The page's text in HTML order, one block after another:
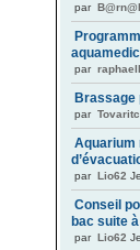
par
aquamedic
par raphaell
Brassage
par
Aquarium
par Lio62
Conseil
bac suite
par Lio62